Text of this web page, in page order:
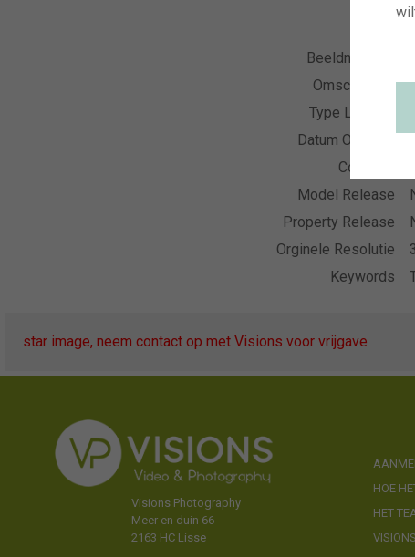
Beeldnummer
Omschrijving
Type Licentie
Datum Opname
Collectie
Model Release
Property Release
Orginele Resolutie
Keywords
star image, neem contact op met Visions voor vrijgave
Visions Photography
Meer en duin 66
2163 HC Lisse
HOE
HET